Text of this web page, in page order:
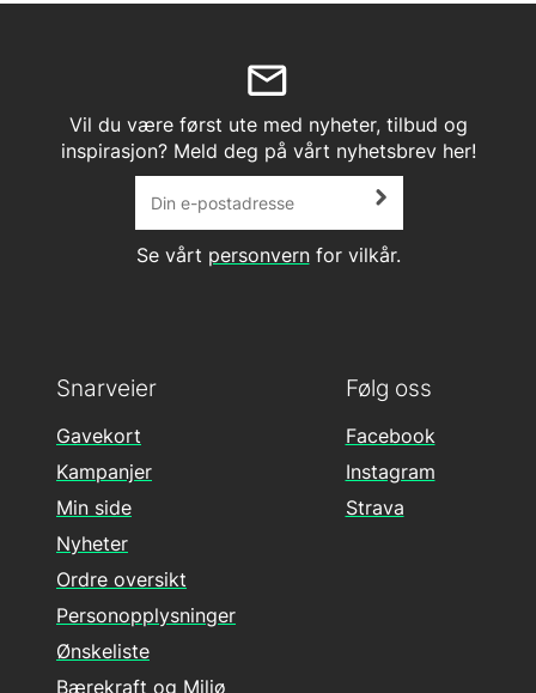
Vil du være først ute med nyheter, tilbud og
inspirasjon? Meld deg på vårt nyhetsbrev her!
Se vårt personvernfor vilkår.
Følg oss
Facebook
Instagram
Strava
Snarveier
Gavekort
Kampanjer
Min side
Nyheter
Ordre oversikt
Personopplysninger
Ønskeliste
Bærekraft og Miljø